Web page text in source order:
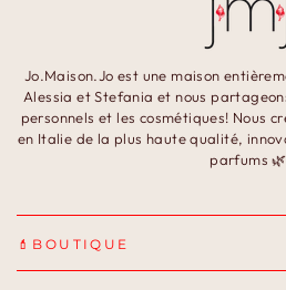
Jo.Maison.Jo est une maison
Alessia et Stefania et nous
personnels et les cosmétiques! Nous
en Italie de la plus haute qualité,
parfums 🌿
💄BOUTIQUE